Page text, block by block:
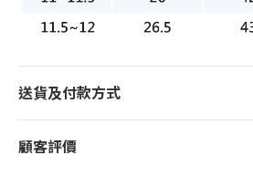
送貨及付款方式
顧客評價